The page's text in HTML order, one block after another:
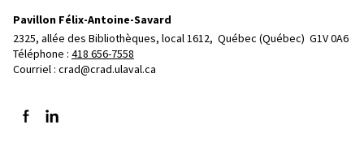
Pavillon Félix-Antoine-Savard
2325, allée des Bibliothèques, local 1612, Québec (Québec)  G1V 0A6
Téléphone : 418 656-7558
Courriel : crad@crad.ulaval.ca
Suivez-nous sur Facebook
Suivez-nous sur LinkedIn